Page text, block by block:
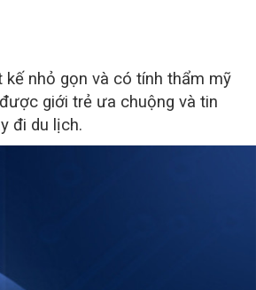
nhỏ gọn và có tính thẩm mỹ
giới trẻ ưa chuộng và tin
đi du lịch.